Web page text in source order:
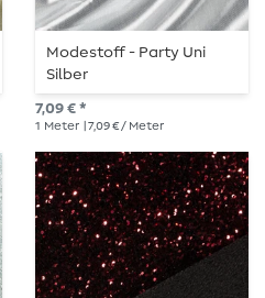
Modestoff - Party Uni
Silber
7,09 € *
1 Meter | 7,09 € / Meter